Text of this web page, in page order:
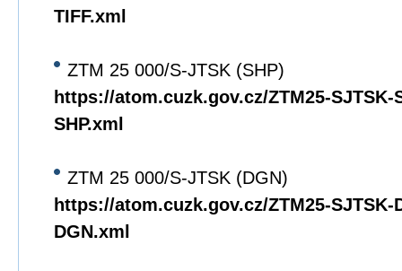
TIFF.xml
ZTM 25 000/S-JTSK (SHP)
https://atom.cuzk.gov.cz/ZTM25-SJTSK-
SHP.xml
ZTM 25 000/S-JTSK (DGN)
https://atom.cuzk.gov.cz/ZTM25-SJTSK-
DGN.xml